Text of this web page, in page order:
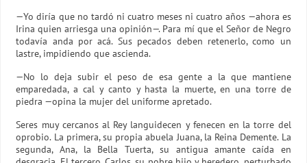
—Yo diría que no tardó ni cuatro meses ni cuatro años —ahora es
Irina quien arriesga una opinión—. Para mí que el Señor de Negro
todavía anda por acá. Sus pecados deben retenerlo, como un
lastre, impidiendo que ascienda.
—No lo deja subir el peso de esa gente a la que mantiene
emparedada, a cal y canto y hasta la muerte, en una torre de
piedra —opina la mujer del uniforme apretado.
Seres muy cercanos al Rey languidecen y fenecen en la torre del
oprobio. La primera, su propia abuela Juana, la Reina Demente. La
segunda, Ana, la Bella Tuerta, su antigua amante caída en